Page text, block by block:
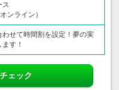
ス
ンライン）
せて時間割を設定！夢の実
す！
ェック